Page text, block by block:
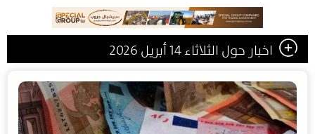
اخبار حول الثلاثاء 14 أبريل 2026